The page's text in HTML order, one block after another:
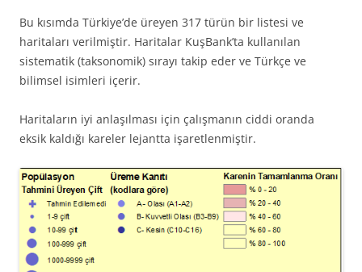
Bu kısımda Türkiye’de üreyen 317 türün bir listesi ve
haritaları verilmiştir. Haritalar KuşBank’ta kullanılan
sistematik (taksonomik) sırayı takip eder ve Türkçe ve
bilimsel isimleri içerir.
Haritaların iyi anlaşılması için çalışmanın ciddi oranda
eksik kaldığı kareler lejantta işaretlenmiştir.